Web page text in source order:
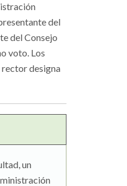
del
del Consejo
voto. Los
rector designa
un